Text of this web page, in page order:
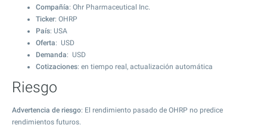
Compañía: Ohr Pharmaceutical Inc.
Ticker: OHRP
País: USA
Oferta: USD
Demanda: USD
Cotizaciones: en tiempo real, actualización automática
Riesgo
Advertencia de riesgo: El rendimiento pasado de OHRP no predice
rendimientos futuros.